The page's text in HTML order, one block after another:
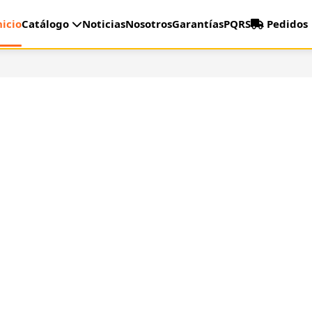
Catálogo NoticiasNosotrosGarantíasPQRS Pedidos